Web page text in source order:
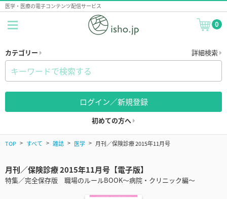
医学・医療の電子コンテンツ配信サービス
0
カテゴリー 詳細検索
ログイン／新規登録
初めての方へ
TOP すべて 雑誌 医学 月刊／保険診療 2015年11月号
月刊／保険診療 2015年11月号【電子版】
特集／完全保存版 職場のルールBOOK～病院・クリニック編～